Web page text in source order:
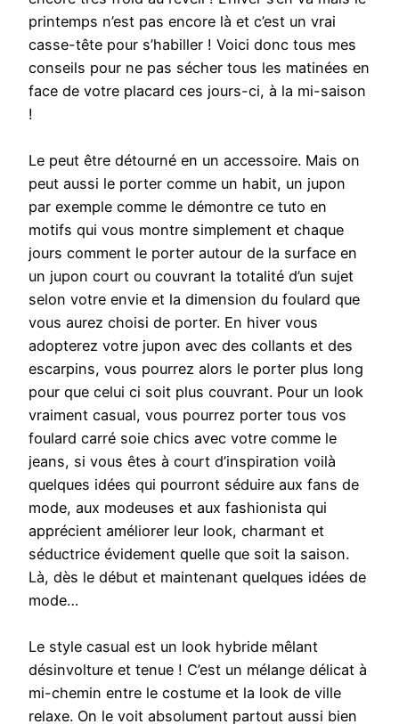
printemps n’est pas encore là et c’est un vrai
casse-tête pour s’habiller ! Voici donc tous mes
conseils pour ne pas sécher tous les matinées en
face de votre placard ces jours-ci, à la mi-saison
!
Le peut être détourné en un accessoire. Mais on
peut aussi le porter comme un habit, un jupon
par exemple comme le démontre ce tuto en
motifs qui vous montre simplement et chaque
jours comment le porter autour de la surface en
un jupon court ou couvrant la totalité d’un sujet
selon votre envie et la dimension du foulard que
vous aurez choisi de porter. En hiver vous
adopterez votre jupon avec des collants et des
escarpins, vous pourrez alors le porter plus long
pour que celui ci soit plus couvrant. Pour un look
vraiment casual, vous pourrez porter tous vos
foulard carré soie chics avec votre comme le
jeans, si vous êtes à court d’inspiration voilà
quelques idées qui pourront séduire aux fans de
mode, aux modeuses et aux fashionista qui
apprécient améliorer leur look, charmant et
séductrice évidement quelle que soit la saison.
Là, dès le début et maintenant quelques idées de
mode…
Le style casual est un look hybride mêlant
désinvolture et tenue ! C’est un mélange délicat à
mi-chemin entre le costume et la look de ville
relaxe. On le voit absolument partout aussi bien